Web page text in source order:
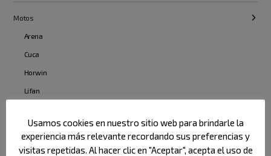
Motos
Arena
Cuca
Horwin
Lifan
Silence
Velca
Usamos cookies en nuestro sitio web para brindarle la
experiencia más relevante recordando sus preferencias y
visitas repetidas. Al hacer clic en "Aceptar", acepta el uso de